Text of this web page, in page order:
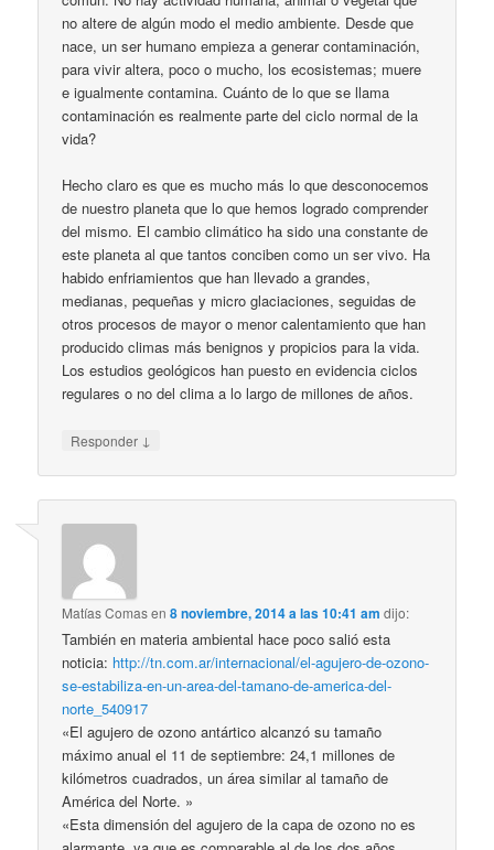
no altere de algún modo el medio ambiente. Desde que
nace, un ser humano empieza a generar contaminación,
para vivir altera, poco o mucho, los ecosistemas; muere
e igualmente contamina. Cuánto de lo que se llama
contaminación es realmente parte del ciclo normal de la
vida?
Hecho claro es que es mucho más lo que desconocemos
de nuestro planeta que lo que hemos logrado comprender
del mismo. El cambio climático ha sido una constante de
este planeta al que tantos conciben como un ser vivo. Ha
habido enfriamientos que han llevado a grandes,
medianas, pequeñas y micro glaciaciones, seguidas de
otros procesos de mayor o menor calentamiento que han
producido climas más benignos y propicios para la vida.
Los estudios geológicos han puesto en evidencia ciclos
regulares o no del clima a lo largo de millones de años.
Responder ↓
Matías Comasen8 noviembre, 2014 a las 10:41 am dijo:
También en materia ambiental hace poco salió esta
noticia: http://tn.com.ar/internacional/el-agujero-de-ozono-
se-estabiliza-en-un-area-del-tamano-de-america-del-
norte_540917
«El agujero de ozono antártico alcanzó su tamaño
máximo anual el 11 de septiembre: 24,1 millones de
kilómetros cuadrados, un área similar al tamaño de
América del Norte. »
«Esta dimensión del agujero de la capa de ozono no es